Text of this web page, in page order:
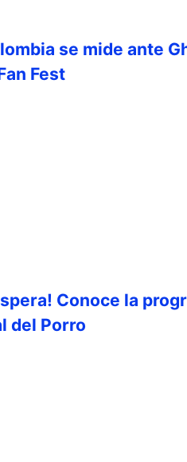
se mide ante
Fest
Conoce la
del Porro